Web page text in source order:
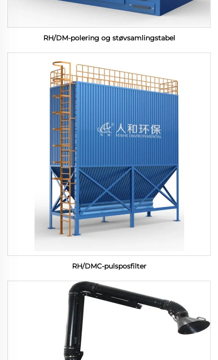
RH/DM-polering og støvsamlingstabel
RH/DMC-pulsposfilter